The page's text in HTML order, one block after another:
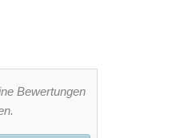
Bewertungen